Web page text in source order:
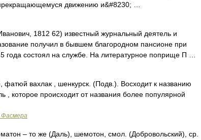
движению и&#8230; …
1812 62) известный журнальный деятель и
получил в бывшем благородном пансионе при
года состоял на службе. На литературное поприще П …
вахлак , шенкурск. (Подв.). Восходит к названию
которое происходит от названия более популярной
Фасмера
– то же (Даль), шемотон, смол. (Добровольский), ср.